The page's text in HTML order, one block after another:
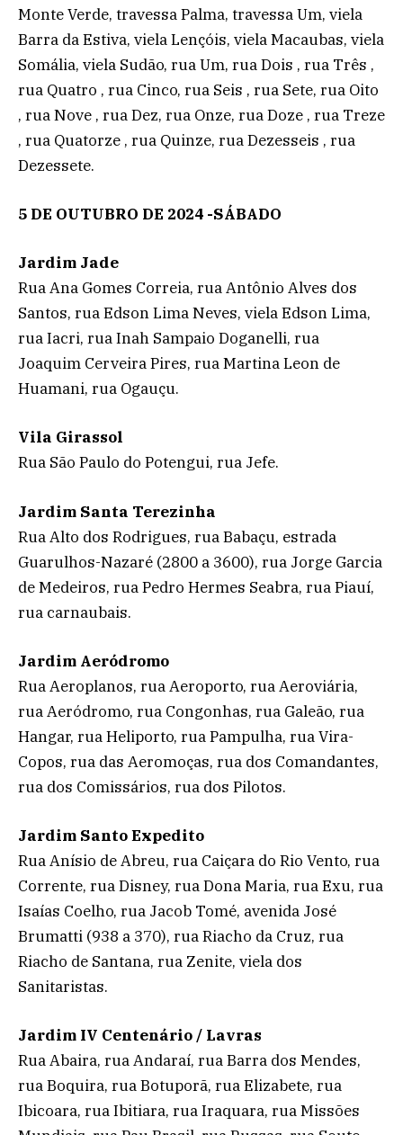
Monte Verde, travessa Palma, travessa Um, viela
Barra da Estiva, viela Lençóis, viela Macaubas, viela
Somália, viela Sudão, rua Um, rua Dois , rua Três ,
rua Quatro , rua Cinco, rua Seis , rua Sete, rua Oito
, rua Nove , rua Dez, rua Onze, rua Doze , rua Treze
, rua Quatorze , rua Quinze, rua Dezesseis , rua
Dezessete.
5 DE OUTUBRO DE 2024 -SÁBADO
Jardim Jade
Rua Ana Gomes Correia, rua Antônio Alves dos
Santos, rua Edson Lima Neves, viela Edson Lima,
rua Iacri, rua Inah Sampaio Doganelli, rua
Joaquim Cerveira Pires, rua Martina Leon de
Huamani, rua Ogauçu.
Vila Girassol
Rua São Paulo do Potengui, rua Jefe.
Jardim Santa Terezinha
Rua Alto dos Rodrigues, rua Babaçu, estrada
Guarulhos-Nazaré (2800 a 3600), rua Jorge Garcia
de Medeiros, rua Pedro Hermes Seabra, rua Piauí,
rua carnaubais.
Jardim Aeródromo
Rua Aeroplanos, rua Aeroporto, rua Aeroviária,
rua Aeródromo, rua Congonhas, rua Galeão, rua
Hangar, rua Heliporto, rua Pampulha, rua Vira-
Copos, rua das Aeromoças, rua dos Comandantes,
rua dos Comissários, rua dos Pilotos.
Jardim Santo Expedito
Rua Anísio de Abreu, rua Caiçara do Rio Vento, rua
Corrente, rua Disney, rua Dona Maria, rua Exu, rua
Isaías Coelho, rua Jacob Tomé, avenida José
Brumatti (938 a 370), rua Riacho da Cruz, rua
Riacho de Santana, rua Zenite, viela dos
Sanitaristas.
Jardim IV Centenário / Lavras
Rua Abaira, rua Andaraí, rua Barra dos Mendes,
rua Boquira, rua Botuporã, rua Elizabete, rua
Ibicoara, rua Ibitiara, rua Iraquara, rua Missões